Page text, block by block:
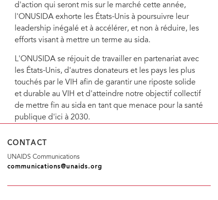
d'action qui seront mis sur le marché cette année,
l'ONUSIDA exhorte les États-Unis à poursuivre leur
leadership inégalé et à accélérer, et non à réduire, les
efforts visant à mettre un terme au sida.
L'ONUSIDA se réjouit de travailler en partenariat avec
les États-Unis, d'autres donateurs et les pays les plus
touchés par le VIH afin de garantir une riposte solide
et durable au VIH et d'atteindre notre objectif collectif
de mettre fin au sida en tant que menace pour la santé
publique d'ici à 2030.
CONTACT
UNAIDS Communications
communications@unaids.org